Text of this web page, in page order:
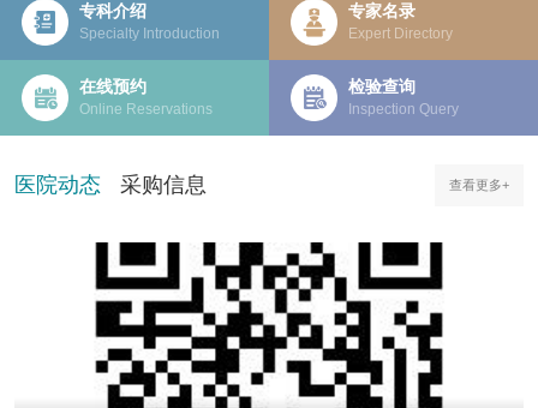
专科介绍
Specialty Introduction
专家名录
Expert Directory
在线预约
Online Reservations
检验查询
Inspection Query
医院动态 采购信息 查看更多+